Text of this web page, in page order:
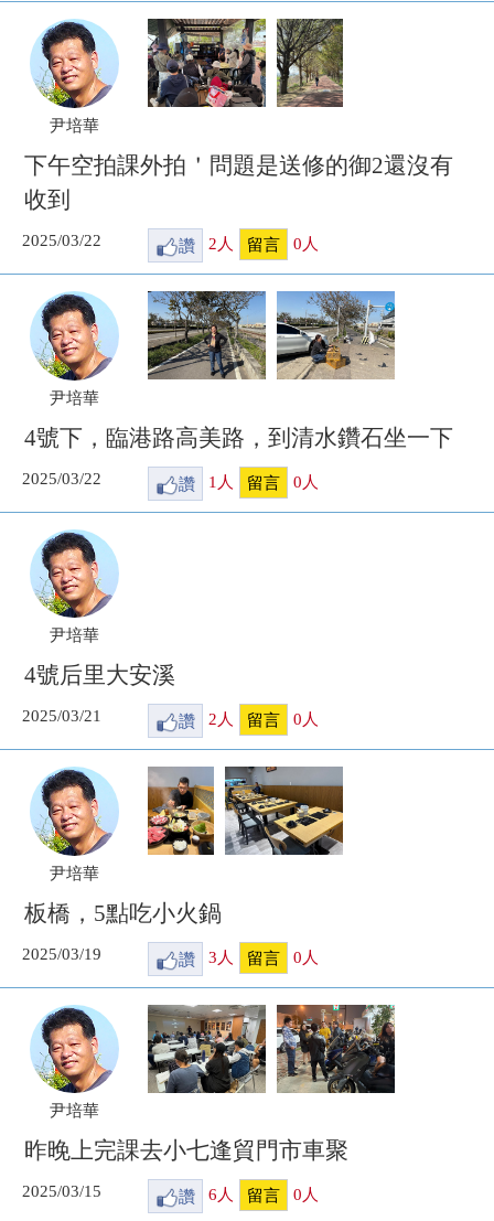
尹培華
下午空拍課外拍＇問題是送修的御2還沒有
收到
2025/03/22 讚 2 人 留言 0 人
尹培華
4號下，臨港路高美路，到清水鑽石坐一下
2025/03/22 讚 1 人 留言 0 人
尹培華
4號后里大安溪
2025/03/21 讚 2 人 留言 0 人
尹培華
板橋，5點吃小火鍋
2025/03/19 讚 3 人 留言 0 人
尹培華
昨晚上完課去小七逢貿門市車聚
2025/03/15 讚 6 人 留言 0 人